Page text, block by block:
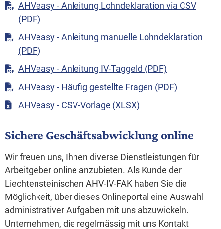
AHVeasy - Anleitung Lohndeklaration via CSV
(PDF)
AHVeasy - Anleitung manuelle Lohndeklaration
(PDF)
AHVeasy - Anleitung IV-Taggeld (PDF)
AHVeasy - Häufig gestellte Fragen (PDF)
AHVeasy - CSV-Vorlage (XLSX)
Sichere Geschäftsabwicklung online
Wir freuen uns, Ihnen diverse Dienstleistungen für
Arbeitgeber online anzubieten. Als Kunde der
Liechtensteinischen AHV-IV-FAK haben Sie die
Möglichkeit, über dieses Onlineportal eine Auswahl
administrativer Aufgaben mit uns abzuwickeln.
Unternehmen, die regelmässig mit uns Kontakt